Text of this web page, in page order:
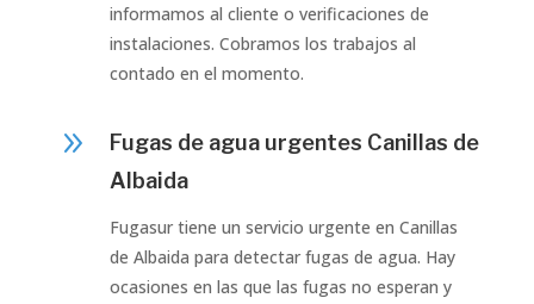
informamos al cliente o verificaciones de
instalaciones. Cobramos los trabajos al
contado en el momento.
9
Fugas de agua urgentes Canillas de
Albaida
Fugasur tiene un servicio urgente en Canillas
de Albaida para detectar fugas de agua. Hay
ocasiones en las que las fugas no esperan y